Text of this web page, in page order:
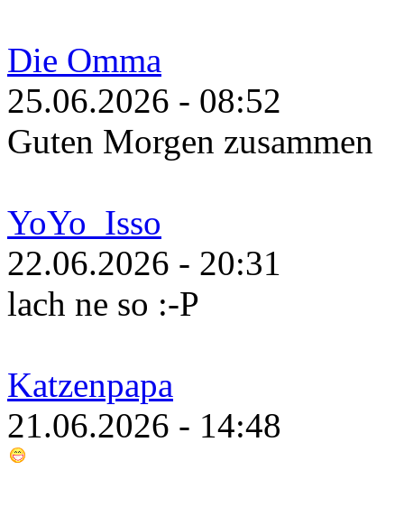
Die Omma
25.06.2026 - 08:52
Guten Morgen zusammen
YoYo_Isso
22.06.2026 - 20:31
lach ne so :-P
Katzenpapa
21.06.2026 - 14:48